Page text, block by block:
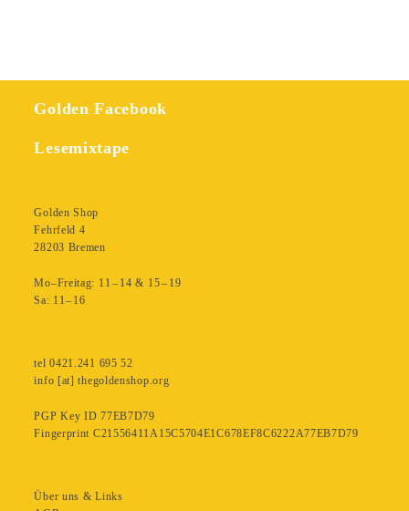
Golden Facebook
Lesemixtape
Golden Shop
Fehrfeld 4
28203 Bremen
Mo–Freitag: 11 – 14 & 15 – 19
Sa: 11– 16
tel 0421.241 695 52
info [at] thegoldenshop.org
PGP Key ID 77EB7D79
Fingerprint C21556411A15C5704E1C678EF8C6222A77EB7D79
Über uns & Links